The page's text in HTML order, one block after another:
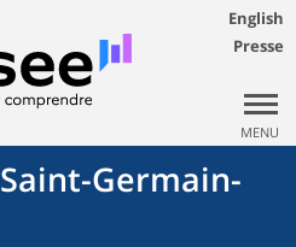
English
Presse
MENU
Saint-Germain-